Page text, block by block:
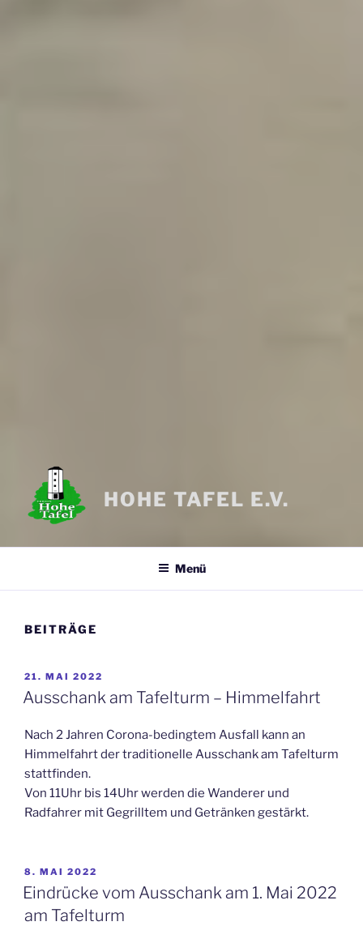
HOHE TAFEL E.V.
Menü
BEITRÄGE
VERÖFFENTLICHT
AM
21. MAI 2022
Ausschank am Tafelturm – Himmelfahrt
Nach 2 Jahren Corona-bedingtem Ausfall kann an
Himmelfahrt der traditionelle Ausschank am Tafelturm
stattfinden.
Von 11Uhr bis 14Uhr werden die Wanderer und
Radfahrer mit Gegrilltem und Getränken gestärkt.
VERÖFFENTLICHT
AM
8. MAI 2022
Eindrücke vom Ausschank am 1. Mai 2022
am Tafelturm